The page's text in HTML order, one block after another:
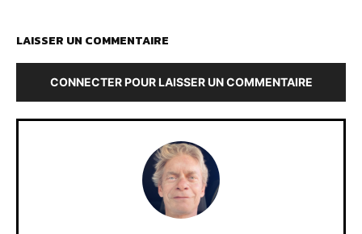
LAISSER UN COMMENTAIRE
CONNECTER POUR LAISSER UN COMMENTAIRE